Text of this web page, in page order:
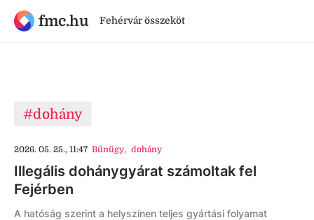
fmc.hu Fehérvár összeköt
#dohány
2026. 05. 25., 11:47 Bűnügy, dohány
Illegális dohánygyárat számoltak fel
Fejérben
A hatóság szerint a helyszínen teljes gyártási folyamat